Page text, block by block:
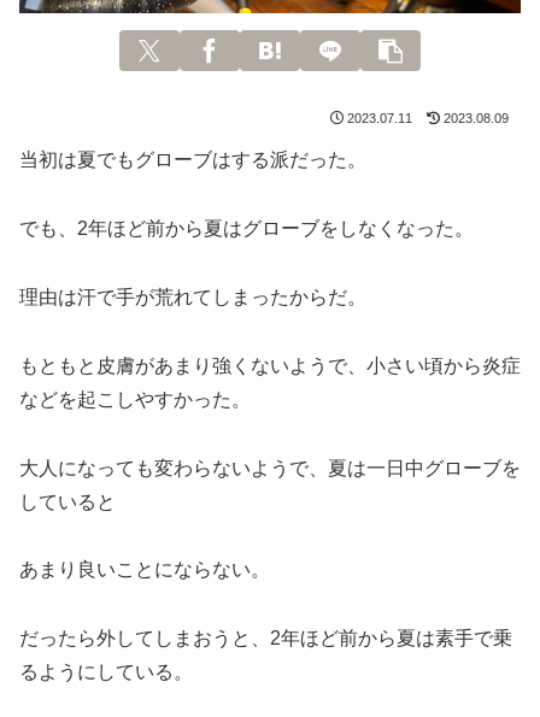
2023.07.11 2023.08.09
当初は夏でもグローブはする派だった。
でも、2年ほど前から夏はグローブをしなくなった。
理由は汗で手が荒れてしまったからだ。
もともと皮膚があまり強くないようで、小さい頃から炎症
などを起こしやすかった。
大人になっても変わらないようで、夏は一日中グローブを
していると
あまり良いことにならない。
だったら外してしまおうと、2年ほど前から夏は素手で乗
るようにしている。